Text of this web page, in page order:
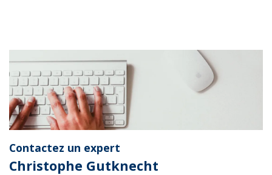
Contactez un expert
Christophe Gutknecht